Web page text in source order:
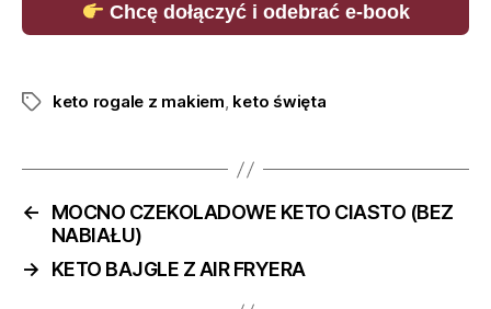
Chcę dołączyć i odebrać e-book
keto rogale z makiem, keto święta
←
MOCNO CZEKOLADOWE KETO CIASTO (BEZ
NABIAŁU)
→
KETO BAJGLE Z AIR FRYERA